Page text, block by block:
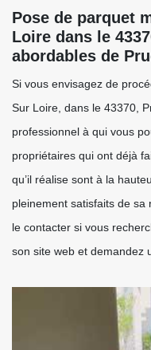
Pose de parquet
Loire dans le
abordables de
Si vous envisagez de
Sur Loire, dans le 43370,
professionnel à qui vous
propriétaires qui ont déjà
qu’il réalise sont à la
pleinement satisfaits de sa
le contacter si vous
son site web et demandez